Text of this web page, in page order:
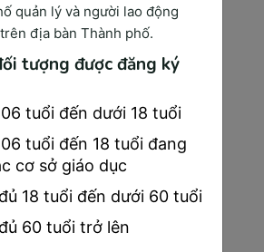
Kết hợp với xét nghiệm Double
để tăng độ chính xác trong
đánh giá các nguy cơ.
tiếp theo trong thai kỳ.
khám thai định kỳ trong tam
tiên không chỉ giúp phát hiện
sức khỏe mà còn tạo tiền đề
mang thai an toàn và khỏe
quản lý và người lao động
địa bàn Thành phố.
tượng được đăng ký
tuổi đến dưới 18 tuổi
tuổi đến 18 tuổi đang
cơ sở giáo dục
18 tuổi đến dưới 60 tuổi
60 tuổi trở lên